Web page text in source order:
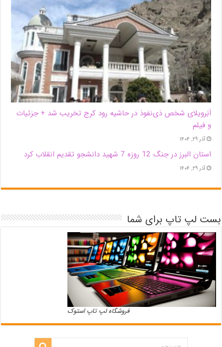
اَبَر‌ویلای شخص ذی‌نفوذ در حاشیه‌ رود کرج تخریب شد + جزئیات
و فیلم
آذر ۲۹, ۱۴۰۴
استان البرز در جنگ 12 روزه 7 شهید دانشجو تقدیم انقلاب کرد
آذر ۲۹, ۱۴۰۴
بست لپ تاپ برای شما
فروشگاه لپ تاپ استوک